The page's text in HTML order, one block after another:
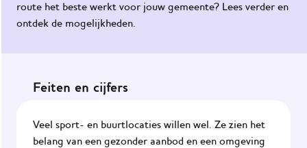
route het beste werkt voor jouw gemeente? Lees verder en
ontdek de mogelijkheden.
Feiten en cijfers
Veel sport- en buurtlocaties willen wel. Ze zien het
belang van een gezonder aanbod en een omgeving
omgeving
gezond
werknet
Impact